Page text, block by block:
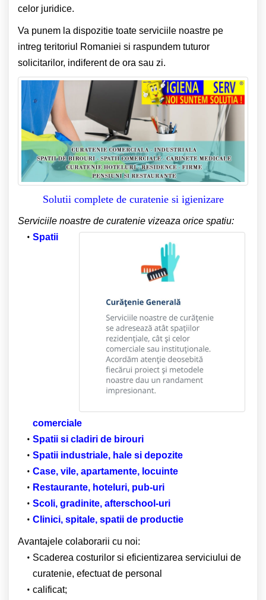
celor juridice.
Va punem la dispozitie toate serviciile noastre pe
intreg teritoriul Romaniei si raspundem tuturor
solicitarilor, indiferent de ora sau zi.
Solutii complete de curatenie si igienizare
Serviciile noastre de curatenie vizeaza orice spatiu:
Spatii
comerciale
Spatii si cladiri de birouri
Spatii industriale, hale si depozite
Case, vile, apartamente, locuinte
Restaurante, hoteluri, pub-uri
Scoli, gradinite, afterschool-uri
Clinici, spitale, spatii de productie
Avantajele colaborarii cu noi:
Scaderea costurilor si eficientizarea serviciului de
curatenie, efectuat de personal
calificat;